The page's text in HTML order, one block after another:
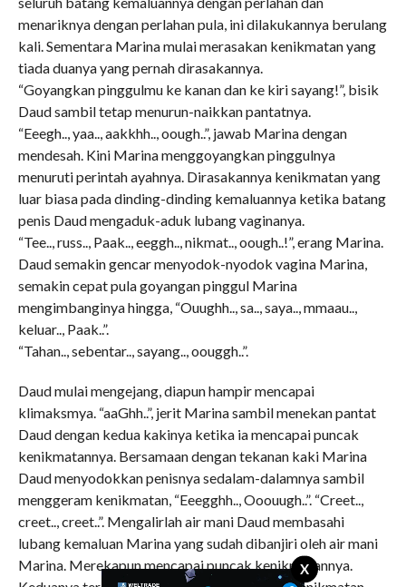
X
menariknya dengan perlahan pula, ini dilakukannya berulang
kali. Sementara Marina mulai merasakan kenikmatan yang
tiada duanya yang pernah dirasakannya.
“Goyangkan pinggulmu ke kanan dan ke kiri sayang!”, bisik
Daud sambil tetap menurun-naikkan pantatnya.
“Eeegh.., yaa.., aakkhh.., oough..”, jawab Marina dengan
mendesah. Kini Marina menggoyangkan pinggulnya
menuruti perintah ayahnya. Dirasakannya kenikmatan yang
luar biasa pada dinding-dinding kemaluannya ketika batang
penis Daud mengaduk-aduk lubang vaginanya.
“Tee.., russ.., Paak.., eeggh.., nikmat.., oough..!”, erang Marina.
Daud semakin gencar menyodok-nyodok vagina Marina,
semakin cepat pula goyangan pinggul Marina
mengimbanginya hingga, “Ouughh.., sa.., saya.., mmaau..,
keluar.., Paak..”.
“Tahan.., sebentar.., sayang.., oouggh..”.
Daud mulai mengejang, diapun hampir mencapai
klimaksmya. “aaGhh..”, jerit Marina sambil menekan pantat
Daud dengan kedua kakinya ketika ia mencapai puncak
kenikmatannya. Bersamaan dengan tekanan kaki Marina
Daud menyodokkan penisnya sedalam-dalamnya sambil
menggeram kenikmatan, “Eeegghh.., Ooouugh..”. “Creet..,
creet.., creet..”. Mengalirlah air mani Daud membasahi
lubang kemaluan Marina yang sudah dibanjiri oleh air mani
Marina. Merekapun mencapai puncak kenikmatannya.